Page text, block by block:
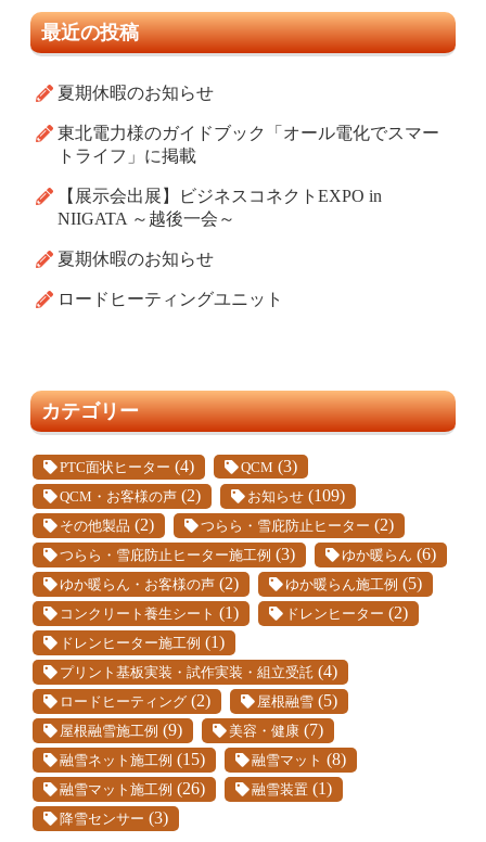
最近の投稿
夏期休暇のお知らせ
東北電力様のガイドブック「オール電化でスマー
トライフ」に掲載
【展示会出展】ビジネスコネクトEXPO in
NIIGATA ～越後一会～
夏期休暇のお知らせ
ロードヒーティングユニット
カテゴリー
PTC面状ヒーター (4) QCM (3)
QCM・お客様の声 (2) お知らせ (109)
その他製品 (2) つらら・雪庇防止ヒーター (2)
つらら・雪庇防止ヒーター施工例 (3) ゆか暖らん (6)
ゆか暖らん・お客様の声 (2) ゆか暖らん施工例 (5)
コンクリート養生シート (1) ドレンヒーター (2)
ドレンヒーター施工例 (1)
プリント基板実装・試作実装・組立受託 (4)
ロードヒーティング (2) 屋根融雪 (5)
屋根融雪施工例 (9) 美容・健康 (7)
融雪ネット施工例 (15) 融雪マット (8)
融雪マット施工例 (26) 融雪装置 (1)
降雪センサー (3)